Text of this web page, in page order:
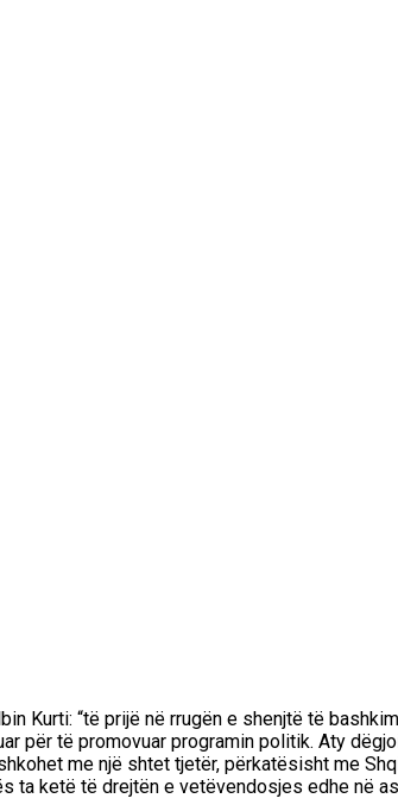
Kurti: “të prijë në rrugën e shenjtë të
për të promovuar programin politik. Aty
me një shtet tjetër, përkatësisht me
ta ketë të drejtën e vetëvendosjes edhe në